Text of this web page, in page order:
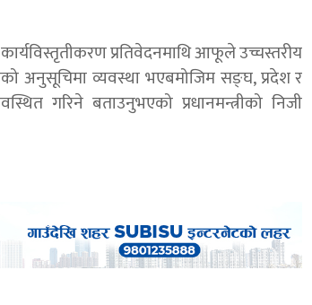
प्रतिवेदनमाथि आफूले उच्चस्तरीय
अनुसूचिमा व्यवस्था भएबमोजिम सङ्घ, प्रदेश र
गरिने बताउनुभएको प्रधानमन्त्रीको निजी